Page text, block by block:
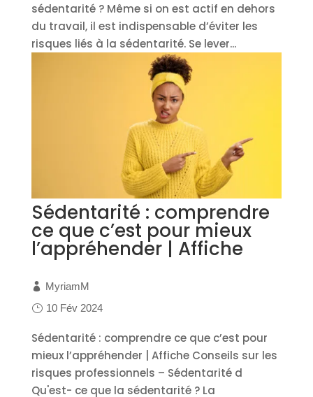
sédentarité ? Même si on est actif en dehors
du travail, il est indispensable d’éviter les
risques liés à la sédentarité. Se lever...
Sédentarité : comprendre
ce que c’est pour mieux
l’appréhender | Affiche
MyriamM
10 Fév 2024
Sédentarité : comprendre ce que c’est pour
mieux l’appréhender | Affiche Conseils sur les
risques professionnels – Sédentarité d
Qu'est- ce que la sédentarité ? La